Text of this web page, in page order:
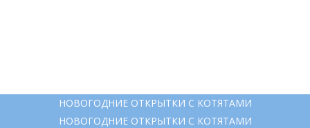
НОВОГОДНИЕ ОТКРЫТКИ С КОТЯТАМИ
НОВОГОДНИЕ ОТКРЫТКИ С КОТЯТАМИ